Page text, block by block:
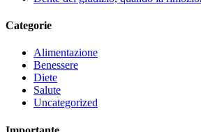
Categorie
Alimentazione
Benessere
Diete
Salute
Uncategorized